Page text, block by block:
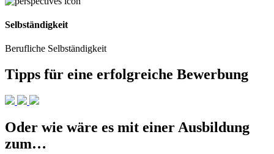
Selbständigkeit
Berufliche Selbständigkeit
Tipps für eine erfolgreiche Bewerbung
Oder wie wäre es mit einer Ausbildung
zum…